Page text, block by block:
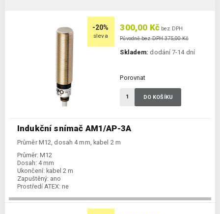
-20%
sleva
Indukční snímač AM1/AP-3A
Průměr M12, dosah 4 mm, kabel 2 m
Průměr: M12
Dosah: 4 mm
Ukončení: kabel 2 m
Zapuštěný: ano
Prostředí ATEX: ne
300,00 Kč bez DPH
Původně bez DPH 375,00 Kč
Skladem: dodání 7-14 dní
Porovnat
DO KOŠÍKU